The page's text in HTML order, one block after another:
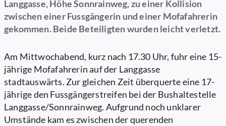
Langgasse, Höhe Sonnrainweg, zu einer Kollision
zwischen einer Fussgängerin und einer Mofafahrerin
gekommen. Beide Beteiligten wurden leicht verletzt.
Am Mittwochabend, kurz nach 17.30 Uhr, fuhr eine 15-
jährige Mofafahrerin auf der Langgasse
stadtauswärts. Zur gleichen Zeit überquerte eine 17-
jährige den Fussgängerstreifen bei der Bushaltestelle
Langgasse/Sonnrainweg. Aufgrund noch unklarer
Umstände kam es zwischen der querenden